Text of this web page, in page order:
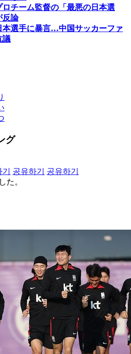
ロチーム監督の「最悪の日本選
反論
本選手に暴言…中国サッカーファ
議
グ
공유하기
공유하기
た。